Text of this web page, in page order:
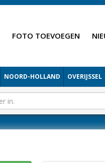
FOTO TOEVOEGEN
NOORD-HOLLAND OVERIJSSEL